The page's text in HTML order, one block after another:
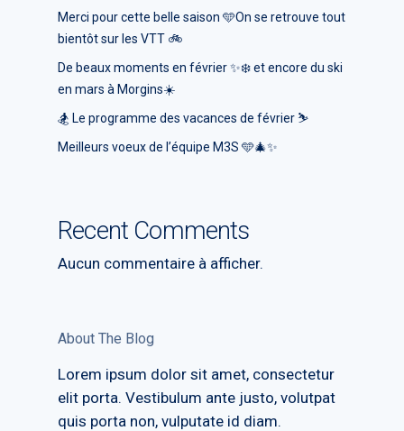
Merci pour cette belle saison 🩵On se retrouve tout
bientôt sur les VTT 🚲
De beaux moments en février ✨❄️ et encore du ski
en mars à Morgins☀️
🏂 Le programme des vacances de février ⛷️
Meilleurs voeux de l’équipe M3S 🩵🎄✨
Recent Comments
Aucun commentaire à afficher.
About The Blog
Lorem ipsum dolor sit amet, consectetur
elit porta. Vestibulum ante justo, volutpat
quis porta non, vulputate id diam.